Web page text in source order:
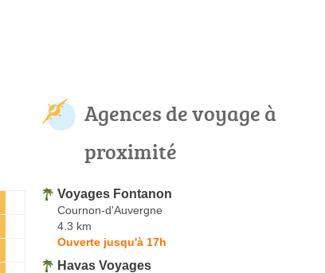
Agences de voyage à
proximité
Voyages Fontanon
Cournon-d'Auvergne
4.3 km
Ouverte jusqu'à 17h
Havas Voyages